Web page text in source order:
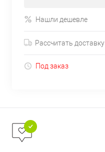
Нашли дешевле
Рассчитать доставку
Под заказ